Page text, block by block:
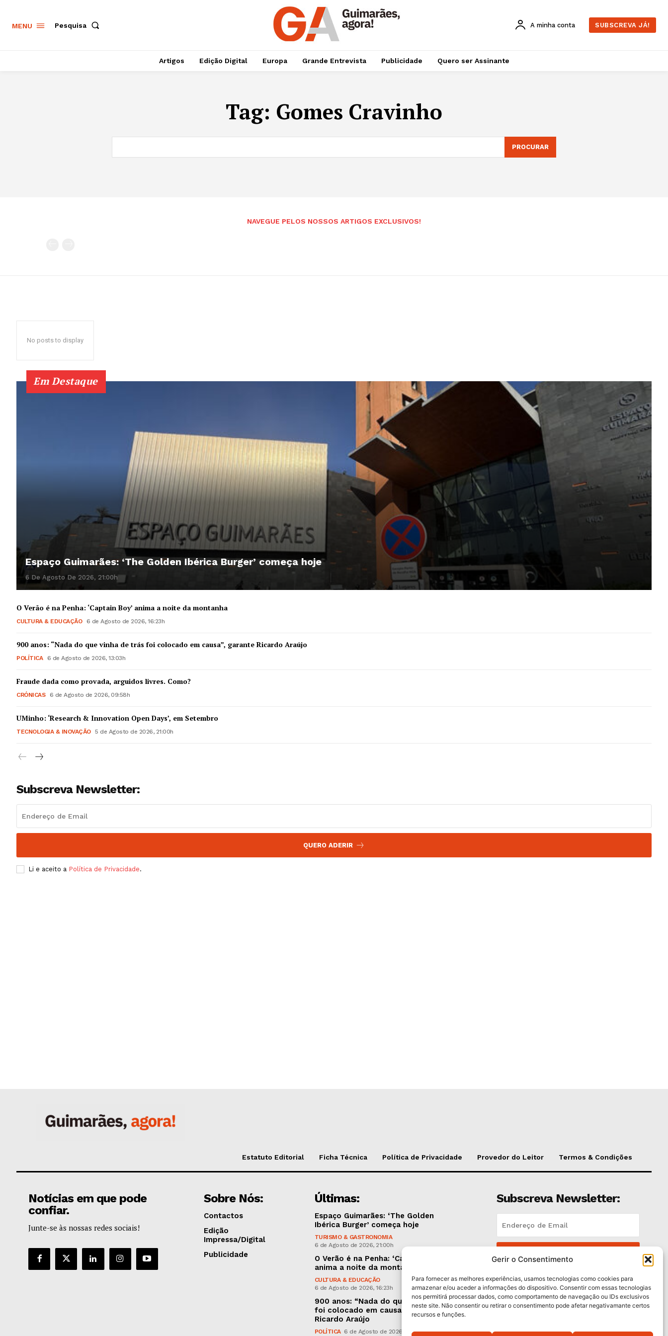
Guimarães, agora!
Gerir o Consentimento
Para fornecer as melhores experiências, usamos tecnologias como cookies para
armazenar e/ou aceder a informações do dispositivo. Consentir com essas tecnologias
nos permitirá processar dados, como comportamento de navegação ou IDs exclusivos
neste site. Não consentir ou retirar o consentimento pode afetar negativamante certos
recursos e funções.
MENU Pesquisa A minha conta SUBSCREVA JÁ!
Artigos Edição Digital Europa Grande Entrevista Publicidade Quero ser Assinante
Tag: Gomes Cravinho
PROCURAR
NAVEGUE PELOS NOSSOS ARTIGOS EXCLUSIVOS!
No posts to display
Em Destaque
Espaço Guimarães: ‘The Golden Ibérica Burger’ começa hoje
6 De Agosto De 2026, 21:00h
O Verão é na Penha: ‘Captain Boy’ anima a noite da montanha
CULTURA & EDUCAÇÃO 6 de Agosto de 2026, 16:23h
900 anos: “Nada do que vinha de trás foi colocado em causa”, garante Ricardo Araújo
POLÍTICA 6 de Agosto de 2026, 13:03h
Fraude dada como provada, arguidos livres. Como?
CRÓNICAS 6 de Agosto de 2026, 09:58h
UMinho: ‘Research & Innovation Open Days’, em Setembro
TECNOLOGIA & INOVAÇÃO 5 de Agosto de 2026, 21:00h
Subscreva Newsletter:
QUERO ADERIR
Li e aceito a Política de Privacidade.
Estatuto Editorial Ficha Técnica Política de Privacidade Provedor do Leitor Termos & Condições
Notícias em que pode
confiar.
Junte-se às nossas redes sociais!
Sobre Nós:
Contactos
Edição
Impressa/Digital
Publicidade
Últimas:
Espaço Guimarães: ‘The Golden
Ibérica Burger’ começa hoje
TURISMO & GASTRONOMIA
6 de Agosto de 2026, 21:00h
O Verão é na Penha: ‘Captain Boy’
anima a noite da montanha
CULTURA & EDUCAÇÃO
6 de Agosto de 2026, 16:23h
900 anos: “Nada do que vinha de trás
foi colocado em causa”, garante
Ricardo Araújo
POLÍTICA 6 de Agosto de 2026, 13:03h
Subscreva Newsletter:
Li e aceito aPolítica de Privacidade .